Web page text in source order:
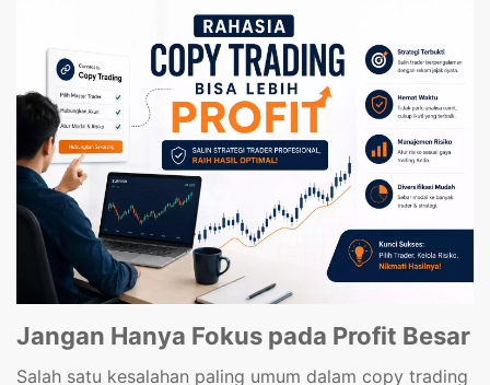
Jangan Hanya Fokus pada Profit Besar
Salah satu kesalahan paling umum dalam copy trading